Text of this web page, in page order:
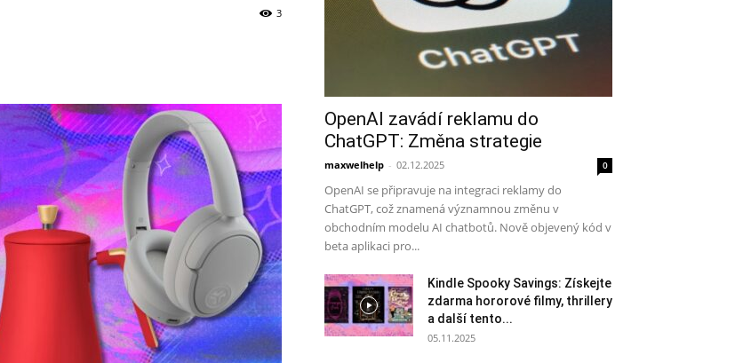
3
OpenAI zavádí reklamu do
ChatGPT: Změna strategie
maxwelhelp - 02.12.2025 0
OpenAI se připravuje na integraci reklamy do
ChatGPT, což znamená významnou změnu v
obchodním modelu AI chatbotů. Nově objevený kód v
beta aplikaci pro...
Kindle Spooky Savings: Získejte
zdarma hororové filmy, thrillery
a další tento...
05.11.2025